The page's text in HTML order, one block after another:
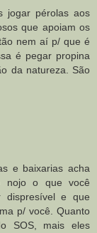
jogar pérolas aos
que apoiam os
nem aí p/ que é
é pegar propina
da natureza. São
e baixarias acha
nojo o que você
dispresível e que
p/ você. Quanto
SOS, mais eles